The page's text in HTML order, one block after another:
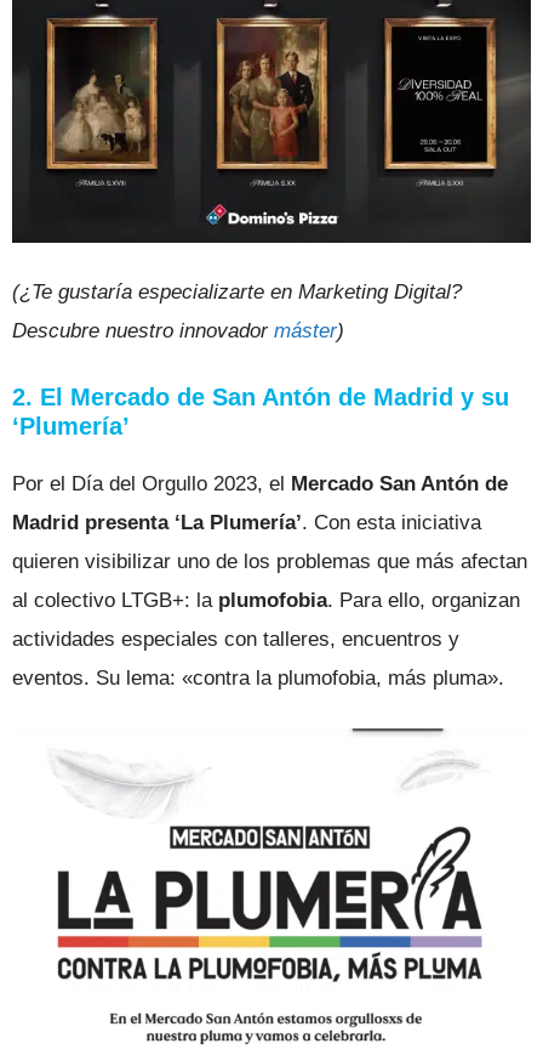
(¿Te gustaría especializarte en Marketing Digital?
Descubre nuestro innovador máster)
2. El Mercado de San Antón de Madrid y su
‘Plumería’
Por el Día del Orgullo 2023, el Mercado San Antón de
Madrid presenta ‘La Plumería’. Con esta iniciativa
quieren visibilizar uno de los problemas que más afectan
al colectivo LTGB+: la plumofobia. Para ello, organizan
actividades especiales con talleres, encuentros y
eventos. Su lema: «contra la plumofobia, más pluma».